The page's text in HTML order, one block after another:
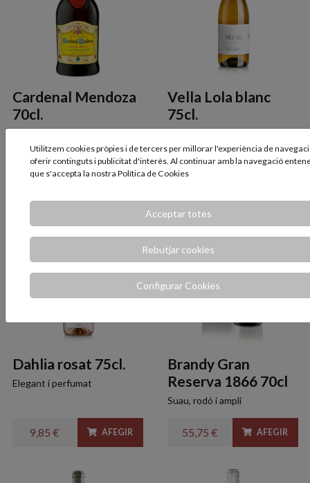
Cardenal Mendoza
70cl.
25,50 € AFEGIR
Vella Lola blanc
75cl.
expressiu
7,95 €
Dahlia rosat 75cl.
Elegant i perfumat
9,85 € AFEGIR
Brandy Gran
Reserva 1866 70cl
Suau, rodó i ampli
55,75 € AFEGIR
Utilitzem cookies pròpies i de tercers per millorar l'experiència de
oferir continguts i publicitat d'interès. Al continuar amb la navegació
que s'accepta la nostra Política de Cookies
Acceptar totes
Rebutjar cookies
Configurar Cookies